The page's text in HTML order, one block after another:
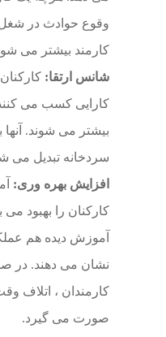
وقوع حوادث در
کارمند بیشتر می
شانس ارتقا:
کارایی کسب می
بیشتر می شوند.
سردخانه تبدیل می
افزایش بهره وری:
کارکنان را بهبود
آموزش دیده هم
نشان می دهند. در
کارمندان ، اتلاف
صورت می گیرد.